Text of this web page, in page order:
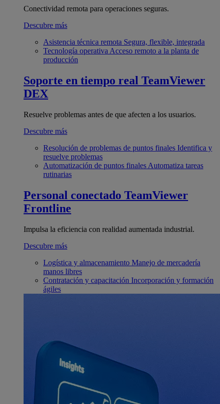
Conectividad remota para operaciones seguras.
Descubre más
Asistencia técnica remota Segura, flexible, integrada
Tecnología operativa Acceso remoto a la planta de
producción
Soporte en tiempo real TeamViewer
DEX
Resuelve problemas antes de que afecten a los usuarios.
Descubre más
Resolución de problemas de puntos finales Identifica y
resuelve problemas
Automatización de puntos finales Automatiza tareas
rutinarias
Personal conectado TeamViewer
Frontline
Impulsa la eficiencia con realidad aumentada industrial.
Descubre más
Logística y almacenamiento Manejo de mercadería
manos libres
Contratación y capacitación Incorporación y formación
ágiles